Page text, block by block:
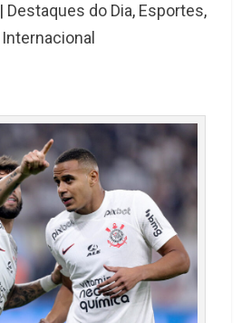
| Destaques do Dia, Esportes,
Internacional